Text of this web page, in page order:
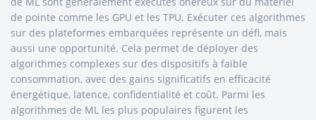
de pointe comme les GPU et les TPU. Exécuter ces algorithmes
sur des plateformes embarquées représente un défi, mais
aussi une opportunité. Cela permet de déployer des
algorithmes complexes sur des dispositifs à faible
consommation, avec des gains significatifs en efficacité
énergétique, latence, confidentialité et coût. Parmi les
algorithmes de ML les plus populaires figurent les